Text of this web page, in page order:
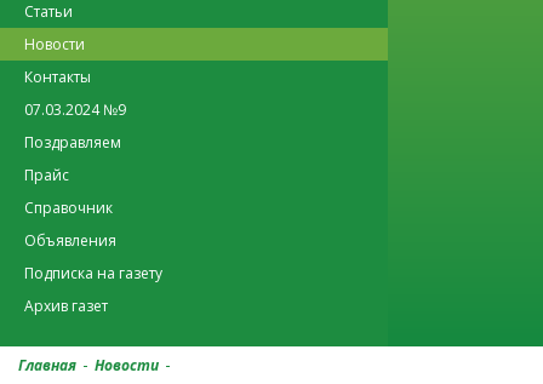
Статьи
Новости
Контакты
07.03.2024 №9
Поздравляем
Прайс
Справочник
Объявления
Подписка на газету
Архив газет
Главная - Новости -